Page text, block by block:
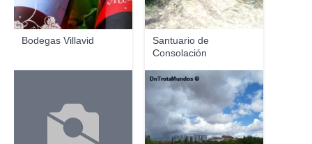
Bodegas Villavid
Santuario de
Consolación
DnTrotaMundos ☮